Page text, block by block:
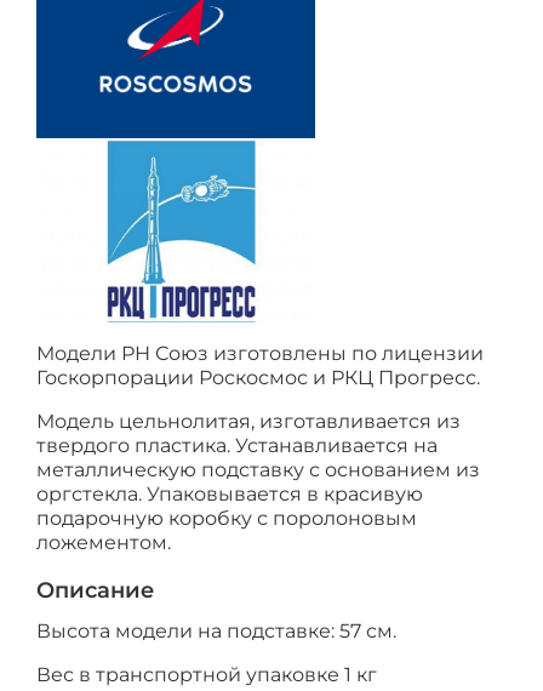
Модели РН Союз изготовлены по лицензии
Госкорпорации Роскосмос и РКЦ Прогресс.
Модель цельнолитая, изготавливается из
твердого пластика. Устанавливается на
металлическую подставку с основанием из
оргстекла. Упаковывается в красивую
подарочную коробку с поролоновым
ложементом.
Описание
Высота модели на подставке: 57 см.
Вес в транспортной упаковке 1 кг